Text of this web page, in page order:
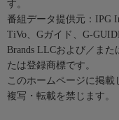
す。
番組データ提供元：IPG
TiVo、Gガイド、G-
Brands LLCおよび／ま
たは登録商標です。
このホームページに掲
複写・転載を禁じます。